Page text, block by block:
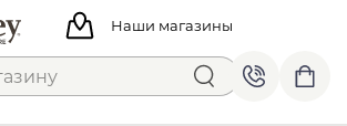
Наши магазины